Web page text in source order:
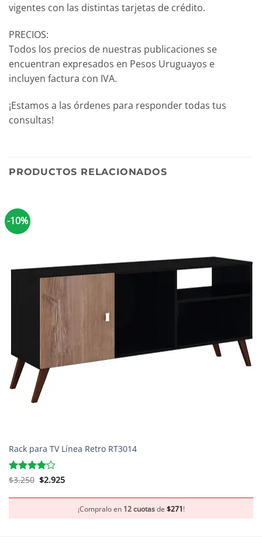
vigentes con las distintas tarjetas de crédito.
PRECIOS:
Todos los precios de nuestras publicaciones se
encuentran expresados en Pesos Uruguayos e
incluyen factura con IVA.
¡Estamos a las órdenes para responder todas tus
consultas!
PRODUCTOS RELACIONADOS
-10%
Rack para TV Línea Retro RT3014
Valorado
5
$3.250 El
precio
era:
$2.925El
precio
es:
$2.925.
¡Compralo en 12 cuotasde $271!